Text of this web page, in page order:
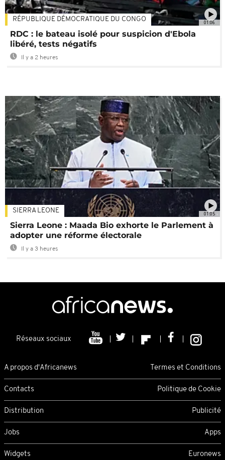
01:06
RÉPUBLIQUE DÉMOCRATIQUE DU CONGO
RDC : le bateau isolé pour suspicion d'Ebola
libéré, tests négatifs
Il y a 2 heures
01:05
SIERRA LEONE
Sierra Leone : Maada Bio exhorte le Parlement à
adopter une réforme électorale
Il y a 3 heures
Réseaux sociaux
A propos d'Africanews Termes et Conditions
Contacts Politique de Cookie
Distribution Publicité
Jobs Apps
Widgets Euronews